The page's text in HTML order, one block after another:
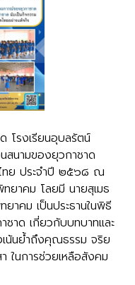
โรงเรียนอุบลรัตน์
นามของยุวกาชาด
ทย ประจำปี ๒๕๖๘ ณ
ยาคม โลยมี นายสุเมธ
าคม เป็นประธานในพิธี
ชาด เกี่ยวกับบทบาทและ
น้นย้ำถึงคุณธรรม จริย
ในการช่วยเหลือสังคม